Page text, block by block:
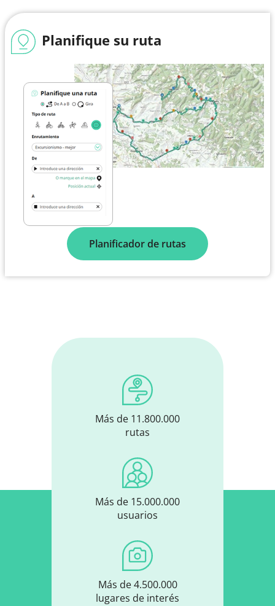
Planifique su ruta
Planificador de rutas
Más de 11.800.000
rutas
Más de 15.000.000
usuarios
Más de 4.500.000
lugares de interés